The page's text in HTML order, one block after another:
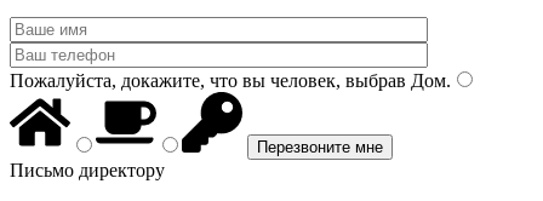
Пожалуйста, докажите, что вы человек, выбрав Дом.
Письмо директору